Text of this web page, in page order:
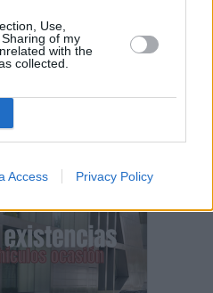
Use,
of my
with the
collected.
Access Privacy Policy
para la IV Crono Velosa